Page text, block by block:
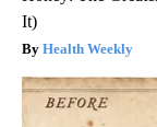
It)
Health Weekly